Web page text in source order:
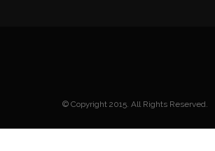
© Copyright 2015. All Rights Reserved.